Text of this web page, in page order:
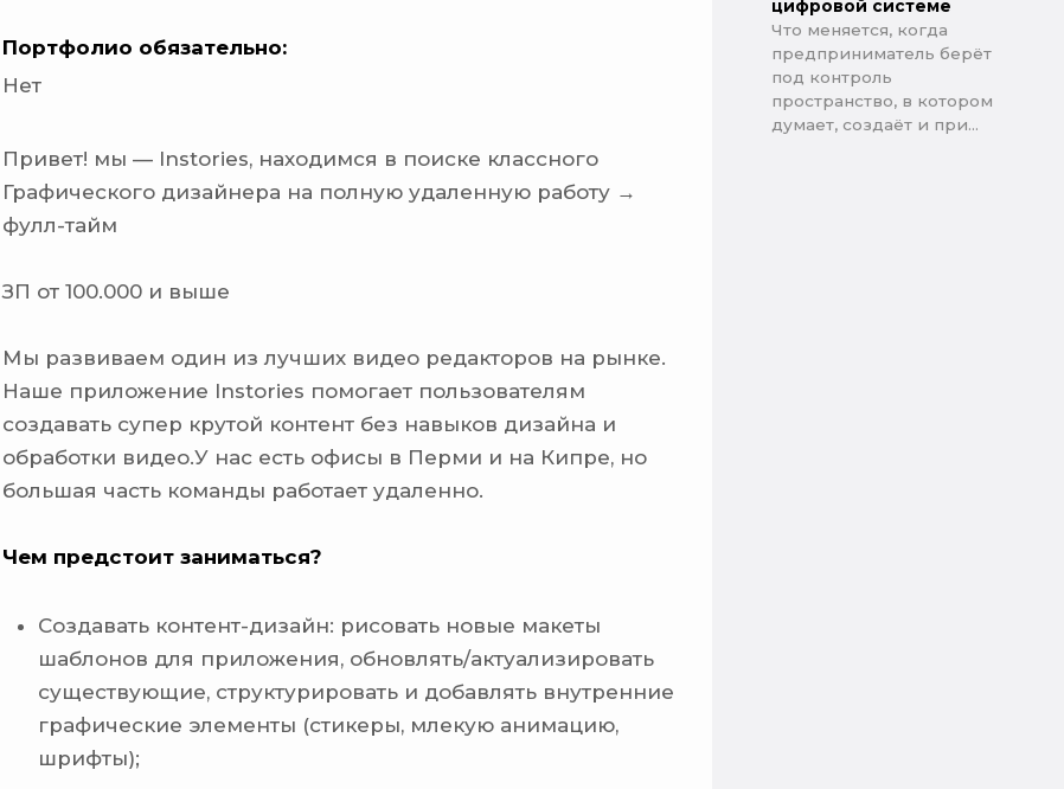
Портфолио обязательно:
Нет
Привет! мы — Instories, находимся в поиске классного
Графического дизайнера на полную удаленную работу →
фулл-тайм
ЗП от 100.000 и выше
Мы развиваем один из лучших видео редакторов на рынке.
Наше приложение Instories помогает пользователям
создавать супер крутой контент без навыков дизайна и
обработки видео.У нас есть офисы в Перми и на Кипре, но
большая часть команды работает удаленно.
Чем предстоит заниматься?
Cоздавать контент-дизайн: рисовать новые макеты
шаблонов для приложения, обновлять/актуализировать
существующие, структурировать и добавлять внутренние
графические элементы (стикеры, млекую анимацию,
шрифты);
цифровой системе
Что меняется, когда
предприниматель берёт
под контроль
пространство, в котором
думает, создаёт и при...